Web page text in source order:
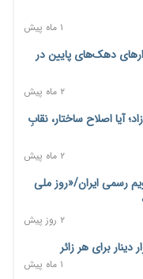
سپرده قانونی با هدف
ترمز تولید خودرو کشیده شد؛ افت ۲۵ درصدی تیراژ ایران‌خودرو،
تأمین کالاهای
معیشت هر روز عمیق‌تر
۱ ماه پیش
به خانوارهای دهک‌های پایین در
۲ ماه پیش
آیا اصلاح ساختار، نقابِ
۲ ماه پیش
رسمی ایران/«روز ملی
۲ روز پیش
۱ ماه پیش